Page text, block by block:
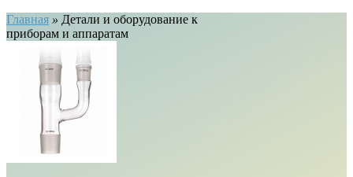
Главная » Детали и оборудование к
приборам и аппаратам